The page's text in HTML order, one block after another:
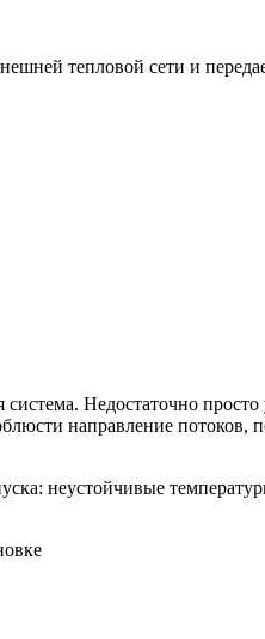
тепловой сети и
Недостаточно
направление
неустойчивые